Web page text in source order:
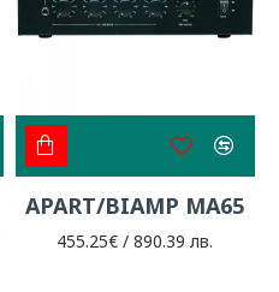
APART/BIAMP MA65
455.25€ / 890.39 лв.